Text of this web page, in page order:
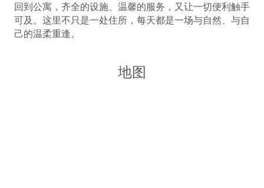
回到公寓，齐全的设施、温馨的服务，又让一切便利触手
可及。这里不只是一处住所，每天都是一场与自然、与自
己的温柔重逢。
地图